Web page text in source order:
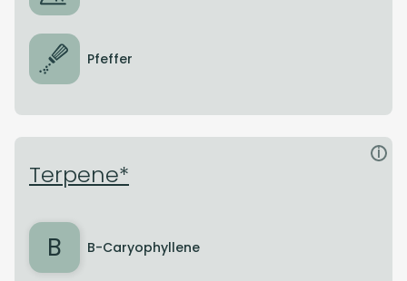
Pfeffer
Terpene*
i
B B-Caryophyllene